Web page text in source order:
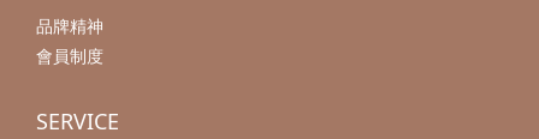
品牌精神
會員制度
SERVICE